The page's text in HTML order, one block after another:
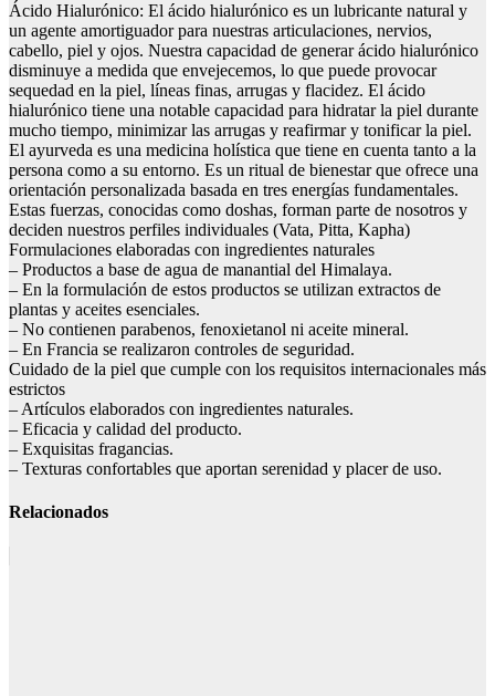
Ácido Hialurónico: El ácido hialurónico es un lubricante natural y
un agente amortiguador para nuestras articulaciones, nervios,
cabello, piel y ojos. Nuestra capacidad de generar ácido hialurónico
disminuye a medida que envejecemos, lo que puede provocar
sequedad en la piel, líneas finas, arrugas y flacidez. El ácido
hialurónico tiene una notable capacidad para hidratar la piel durante
mucho tiempo, minimizar las arrugas y reafirmar y tonificar la piel.
El ayurveda es una medicina holística que tiene en cuenta tanto a la
persona como a su entorno. Es un ritual de bienestar que ofrece una
orientación personalizada basada en tres energías fundamentales.
Estas fuerzas, conocidas como doshas, forman parte de nosotros y
deciden nuestros perfiles individuales (Vata, Pitta, Kapha)
Formulaciones elaboradas con ingredientes naturales
– Productos a base de agua de manantial del Himalaya.
– En la formulación de estos productos se utilizan extractos de
plantas y aceites esenciales.
– No contienen parabenos, fenoxietanol ni aceite mineral.
– En Francia se realizaron controles de seguridad.
Cuidado de la piel que cumple con los requisitos internacionales más
estrictos
– Artículos elaborados con ingredientes naturales.
– Eficacia y calidad del producto.
– Exquisitas fragancias.
– Texturas confortables que aportan serenidad y placer de uso.
Relacionados